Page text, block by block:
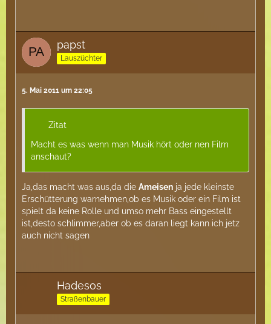
papst
Lauszüchter
5. Mai 2011 um 22:05
Zitat
Macht es was wenn man Musik hört oder nen Film
anschaut?
Ja,das macht was aus,da die Ameisen ja jede kleinste
Erschütterung warnehmen,ob es Musik oder ein Film ist
spielt da keine Rolle und umso mehr Bass eingestellt
ist,desto schlimmer,aber ob es daran liegt kann ich jetz
auch nicht sagen
Hadesos
Straßenbauer